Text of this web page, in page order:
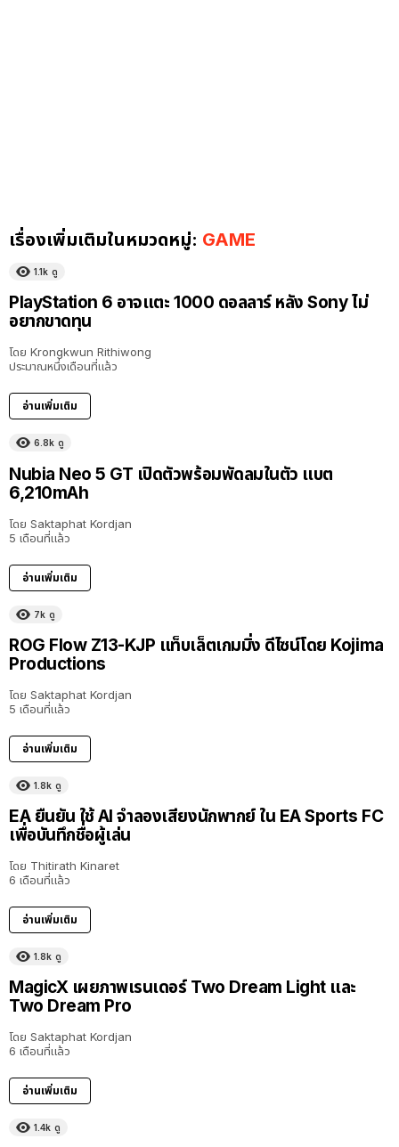
เรื่องเพิ่มเติมในหมวดหมู่: GAME
1.1k ดู
PlayStation 6 อาจแตะ 1000 ดอลลาร์ หลัง Sony ไม่
อยากขาดทุน
โดย Krongkwun Rithiwong
ประมาณหนึ่งเดือนที่แล้ว
อ่านเพิ่มเติม
6.8k ดู
Nubia Neo 5 GT เปิดตัวพร้อมพัดลมในตัว แบต
6,210mAh
โดย Saktaphat Kordjan
5 เดือนที่แล้ว
อ่านเพิ่มเติม
7k ดู
ROG Flow Z13-KJP แท็บเล็ตเกมมิ่ง ดีไซน์โดย Kojima
Productions
โดย Saktaphat Kordjan
5 เดือนที่แล้ว
อ่านเพิ่มเติม
1.8k ดู
EA ยืนยัน ใช้ AI จำลองเสียงนักพากย์ ใน EA Sports FC
เพื่อบันทึกชื่อผู้เล่น
โดย Thitirath Kinaret
6 เดือนที่แล้ว
อ่านเพิ่มเติม
1.8k ดู
MagicX เผยภาพเรนเดอร์ Two Dream Light และ
Two Dream Pro
โดย Saktaphat Kordjan
6 เดือนที่แล้ว
อ่านเพิ่มเติม
1.4k ดู